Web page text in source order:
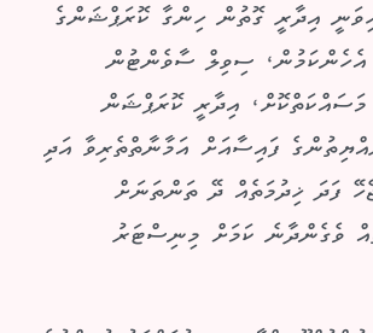
އިދާރީ ގޮތުން ހިންގާ ކޮރަޕްޝަންގެ
ސިވިލް ސާވެންޓުން
އިދާރީ ކޮރަޕްޝަން
ފައިސާއަށް އަމާނާތްތެރިވާ އަދި
ފަދަ ޚިދުމަތެއް ދޭ ތަންތަނަށް
ވެގެންދާނެ ކަމަށް މިނިސްޓަރު